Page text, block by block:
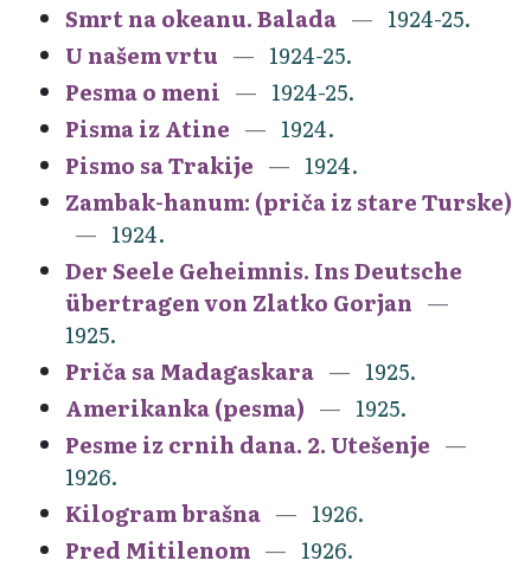
Smrt na okeanu. Balada
1924-25.
U našem vrtu
1924-25.
Pesma o meni
1924-25.
Pisma iz Atine
1924.
Pismo sa Trakije
1924.
Zambak-hanum: (priča iz stare Turske)
1924.
Der Seele Geheimnis. Ins Deutsche
übertragen von Zlatko Gorjan
1925.
Priča sa Madagaskara
1925.
Amerikanka (pesma)
1925.
Pesme iz crnih dana. 2. Utešenje
1926.
Kilogram brašna
1926.
Pred Mitilenom
1926.